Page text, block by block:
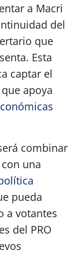
a Macri
del
que
Esta
captar el
apoya
combinar
una
pueda
a votantes
del PRO